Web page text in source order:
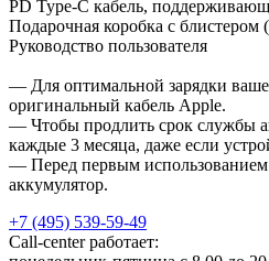
PD Type-C кабель,
Подарочная коробка с блистером
Руководство пользователя
— Для оптимальной зарядки
оригинальный кабель Apple.
— Чтобы продлить срок службы
каждые 3 месяца, даже если
— Перед первым использованием
аккумулятор.
+7 (495) 539-59-49
Call-center работает: